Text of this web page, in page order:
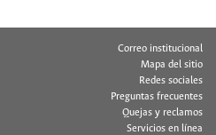
Correo institucional
Mapa del sitio
Redes sociales
Preguntas frecuentes
Quejas y reclamos
Servicios en línea